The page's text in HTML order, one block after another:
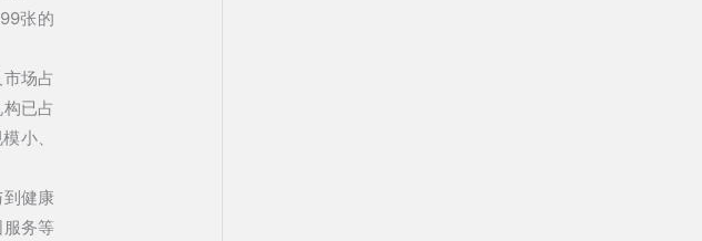
张的
场占
已占
小、
健康
务等